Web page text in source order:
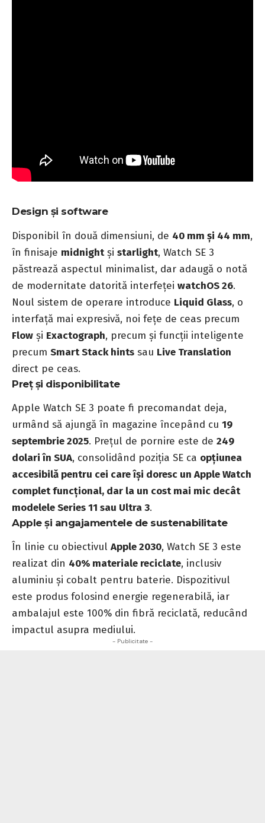
Design și software
Disponibil în două dimensiuni, de 40 mm și 44 mm,
în finisaje midnightși starlight, Watch SE 3
păstrează aspectul minimalist, dar adaugă o notă
de modernitate datorită interfeței watchOS 26.
Noul sistem de operare introduce Liquid Glass, o
interfață mai expresivă, noi fețe de ceas precum
Flow și Exactograph, precum și funcții inteligente
precum Smart Stack hints sau Live Translation
direct pe ceas.
Preț și disponibilitate
Apple Watch SE 3 poate fi precomandat deja,
urmând să ajungă în magazine începând cu 19
septembrie 2025. Prețul de pornire este de 249
dolari în SUA, consolidând poziția SE ca opțiunea
accesibilă pentru cei care își doresc un Apple Watch
complet funcțional, dar la un cost mai mic decât
modelele Series 11 sau Ultra 3.
Apple și angajamentele de sustenabilitate
În linie cu obiectivul Apple 2030, Watch SE 3 este
realizat din 40% materiale reciclate, inclusiv
aluminiu și cobalt pentru baterie. Dispozitivul
este produs folosind energie regenerabilă, iar
ambalajul este 100% din fibră reciclată, reducând
impactul asupra mediului.
- Publicitate -